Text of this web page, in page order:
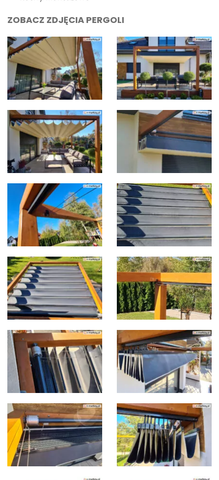
ZOBACZ ZDJĘCIA PERGOLI